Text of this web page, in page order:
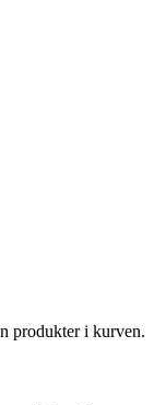
produkter i kurven.